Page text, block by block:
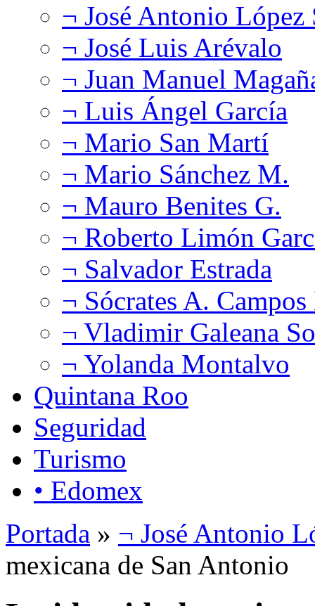
¬ José Antonio López
¬ José Luis Arévalo
¬ Juan Manuel
¬ Luis Ángel García
¬ Mario San Martí
¬ Mario Sánchez M.
¬ Mauro Benites G.
¬ Roberto Limón
¬ Salvador Estrada
¬ Sócrates A.
¬ Vladimir Galeana
¬ Yolanda Montalvo
Quintana Roo
Seguridad
Turismo
• Edomex
Portada » ¬ José Antonio
mexicana de San Antonio